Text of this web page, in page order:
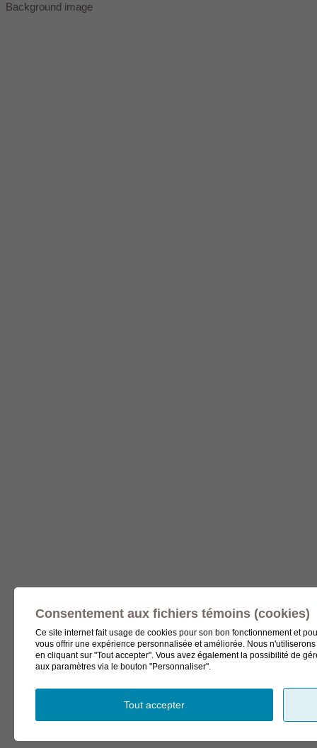
Background image
Consentement aux fichiers témoins (cookies)
Ce site internet fait usage de cookies pour son bon fonctionnement et
vous offrir une expérience personnalisée et améliorée. Nous
en cliquant sur "Tout accepter". Vous avez également la possibilité de
aux paramètres via le bouton "Personnaliser".
Tout accepter